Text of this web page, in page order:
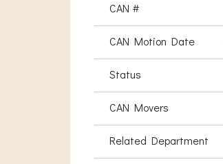
CAN #
CAN Motion Date
Status
CAN Movers
Related Department